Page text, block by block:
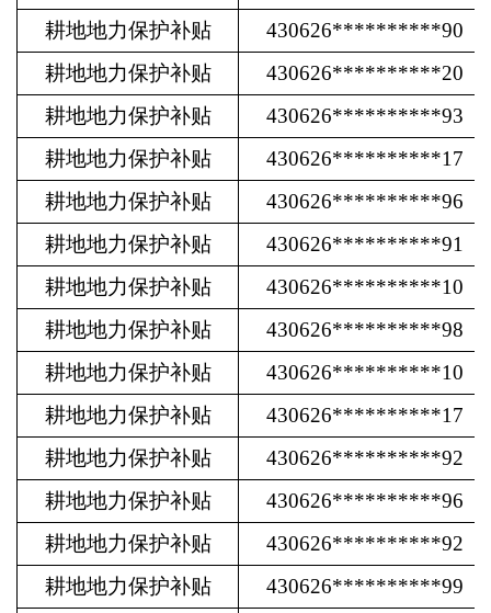
耕地地力保护补贴
430626**********90
耕地地力保护补贴
430626**********20
耕地地力保护补贴
430626**********93
耕地地力保护补贴
430626**********17
耕地地力保护补贴
430626**********96
耕地地力保护补贴
430626**********91
耕地地力保护补贴
430626**********10
耕地地力保护补贴
430626**********98
耕地地力保护补贴
430626**********10
耕地地力保护补贴
430626**********17
耕地地力保护补贴
430626**********92
耕地地力保护补贴
430626**********96
耕地地力保护补贴
430626**********92
耕地地力保护补贴
430626**********99